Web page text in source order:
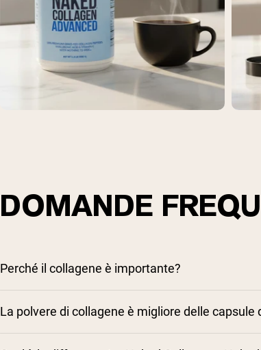
DOMANDE
Perché il collagene è importante?
La polvere di collagene è migliore delle capsule